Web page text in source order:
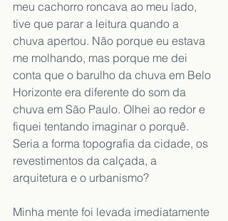
meu cachorro roncava ao meu lado,
tive que parar a leitura quando a
chuva apertou. Não porque eu estava
me molhando, mas porque me dei
conta que o barulho da chuva em Belo
Horizonte era diferente do som da
chuva em São Paulo. Olhei ao redor e
fiquei tentando imaginar o porquê.
Seria a forma topografia da cidade, os
revestimentos da calçada, a
arquitetura e o urbanismo?
Minha mente foi levada imediatamente